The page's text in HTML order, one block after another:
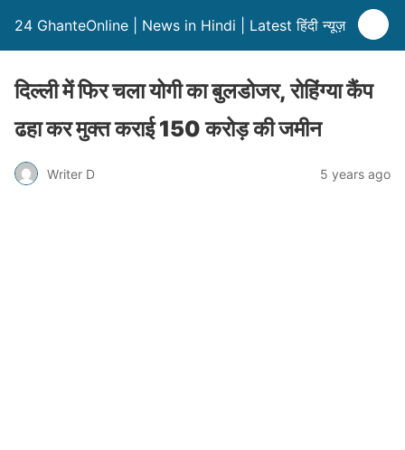
24 GhanteOnline | News in Hindi | Latest हिंदी न्यूज़
दिल्ली में फिर चला योगी का बुलडोजर, रोहिंग्या कैंप
ढहा कर मुक्त कराई 150 करोड़ की जमीन
Writer D 5 years ago